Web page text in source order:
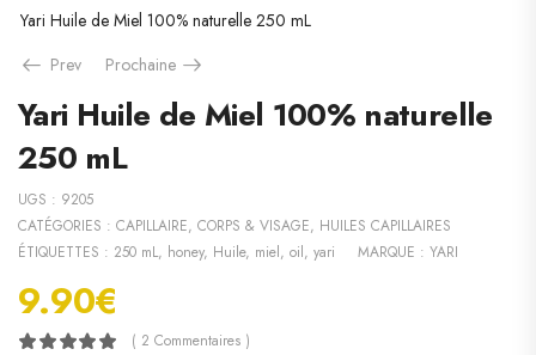
Yari Huile de Miel 100% naturelle 250 mL
Prev
Prochaine
Yari Huile de Miel 100% naturelle
250 mL
UGS : 9205
CATÉGORIES : CAPILLAIRE, CORPS & VISAGE, HUILES CAPILLAIRES
ÉTIQUETTES : 250 mL, honey, Huile, miel, oil, yari MARQUE : YARI
9.90€
( 2 Commentaires )